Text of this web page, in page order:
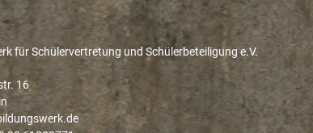
für Schülervertretung und Schülerbeteiligung e.V.
16
vs@amilk